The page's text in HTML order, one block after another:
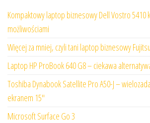
Kompaktowy laptop biznesowy Dell Vostro 5410
możliwościami
Więcej za mniej, czyli tani laptop biznesowy
Laptop HP ProBook 640 G8 – ciekawa
Toshiba Dynabook Satellite Pro A50-J –
ekranem 15″
Microsoft Surface Go 3